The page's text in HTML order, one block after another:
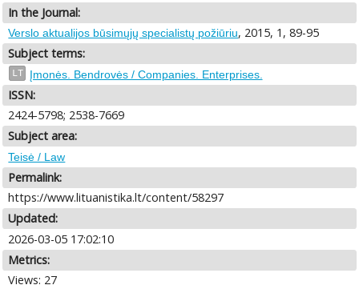
In the Journal:
Verslo aktualijos būsimųjų specialistų požiūriu, 2015, 1, 89-95
Subject terms:
LT Įmonės. Bendrovės / Companies. Enterprises.
ISSN:
2424-5798; 2538-7669
Subject area:
Teisė / Law
Permalink:
https://www.lituanistika.lt/content/58297
Updated:
2026-03-05 17:02:10
Metrics:
Views: 27